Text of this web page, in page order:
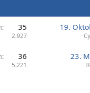
35
2.927
19.
36
5.221
23.